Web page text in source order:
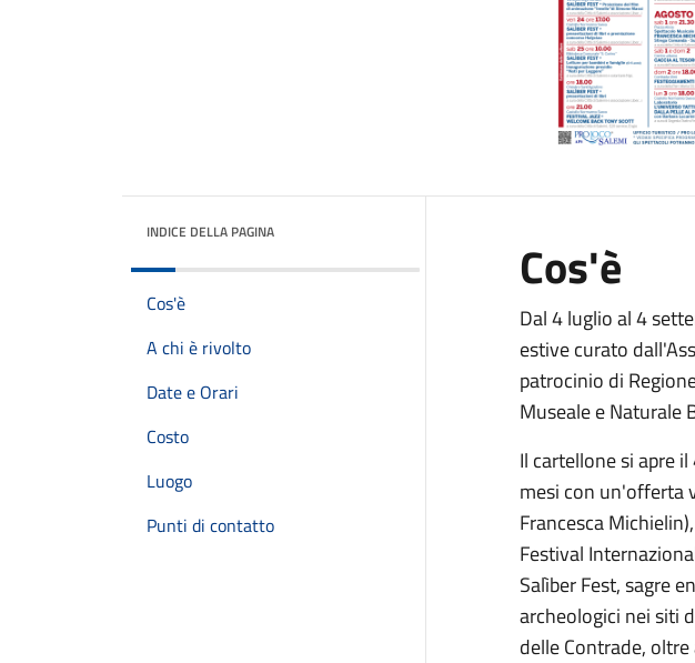
INDICE DELLA PAGINA
Cos'è
A chi è rivolto
Date e Orari
Costo
Luogo
Punti di contatto
Cos'è
Dal 4 luglio al 4
estive curato
patrocinio di
Museale e Naturale
Il cartellone si apre
mesi con un'offerta
Francesca
Festival
Salìber Fest, sagre
archeologici nei siti
delle Contrade,